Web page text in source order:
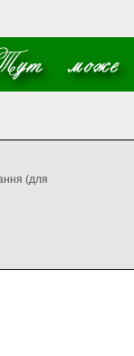
(для